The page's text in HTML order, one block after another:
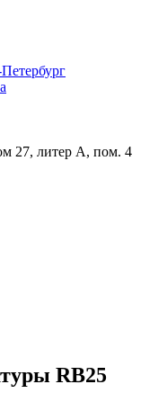
27, литер А, пом. 4
RB25